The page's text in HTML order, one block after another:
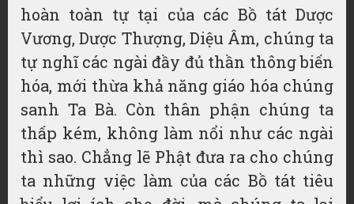
hoàn toàn tự tại của các Bồ tát Dược
Vương, Dược Thượng, Diệu Âm, chúng ta
tự nghĩ các ngài đầy đủ thần thông biến
hóa, mới thừa khả năng giáo hóa chúng
sanh Ta Bà. Còn thân phận chúng ta
thấp kém, không làm nổi như các ngài
thì sao. Chẳng lẽ Phật đưa ra cho chúng
ta những việc làm của các Bồ tát tiêu